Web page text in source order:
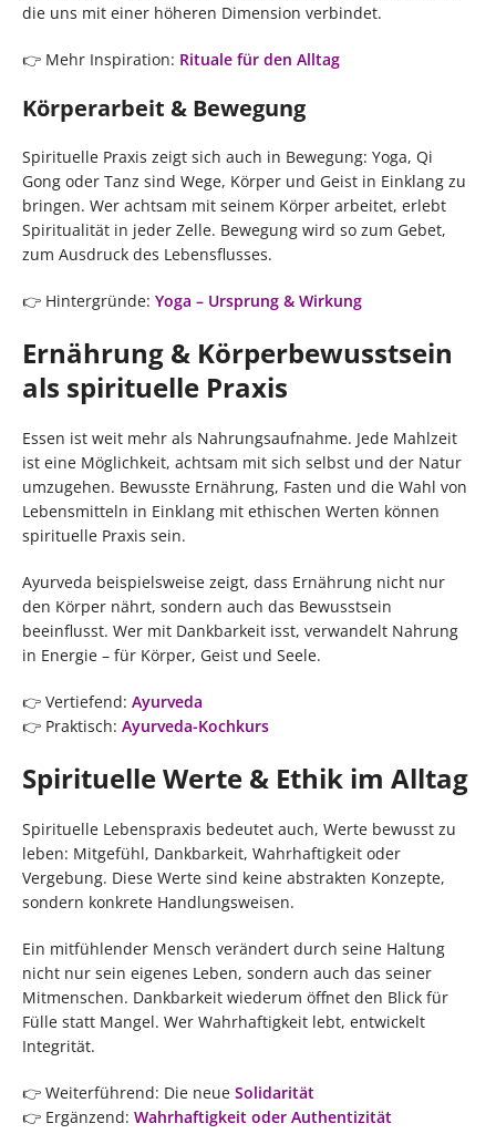
die uns mit einer höheren Dimension verbindet.
👉 Mehr Inspiration: Rituale für den Alltag
Körperarbeit & Bewegung
Spirituelle Praxis zeigt sich auch in Bewegung: Yoga, Qi
Gong oder Tanz sind Wege, Körper und Geist in Einklang zu
bringen. Wer achtsam mit seinem Körper arbeitet, erlebt
Spiritualität in jeder Zelle. Bewegung wird so zum Gebet,
zum Ausdruck des Lebensflusses.
👉 Hintergründe: Yoga – Ursprung & Wirkung
Ernährung & Körperbewusstsein
als spirituelle Praxis
Essen ist weit mehr als Nahrungsaufnahme. Jede Mahlzeit
ist eine Möglichkeit, achtsam mit sich selbst und der Natur
umzugehen. Bewusste Ernährung, Fasten und die Wahl von
Lebensmitteln in Einklang mit ethischen Werten können
spirituelle Praxis sein.
Ayurveda beispielsweise zeigt, dass Ernährung nicht nur
den Körper nährt, sondern auch das Bewusstsein
beeinflusst. Wer mit Dankbarkeit isst, verwandelt Nahrung
in Energie – für Körper, Geist und Seele.
👉 Vertiefend: Ayurveda
👉 Praktisch: Ayurveda-Kochkurs
Spirituelle Werte & Ethik im Alltag
Spirituelle Lebenspraxis bedeutet auch, Werte bewusst zu
leben: Mitgefühl, Dankbarkeit, Wahrhaftigkeit oder
Vergebung. Diese Werte sind keine abstrakten Konzepte,
sondern konkrete Handlungsweisen.
Ein mitfühlender Mensch verändert durch seine Haltung
nicht nur sein eigenes Leben, sondern auch das seiner
Mitmenschen. Dankbarkeit wiederum öffnet den Blick für
Fülle statt Mangel. Wer Wahrhaftigkeit lebt, entwickelt
Integrität.
👉 Weiterführend: Die neue Solidarität
👉 Ergänzend: Wahrhaftigkeit oder Authentizität